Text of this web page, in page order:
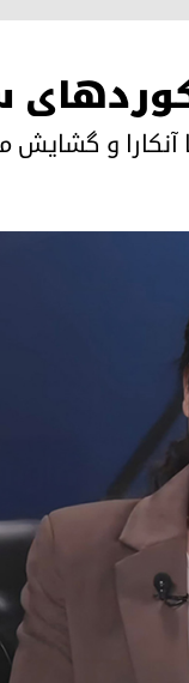
آنکارا و گشایش